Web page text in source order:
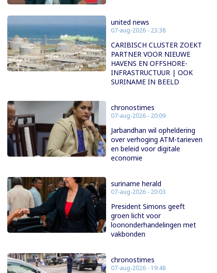
united news
07-aug-2026 - 23:38
CARIBISCH CLUSTER ZOEKT
PARTNER VOOR NIEUWE
HAVENS EN OFFSHORE-
INFRASTRUCTUUR | OOK
SURINAME IN BEELD
chronostimes
07-aug-2026 - 20:09
Jarbandhan wil opheldering
over verhoging ATM-tarieven
en beleid voor digitale
economie
suriname herald
07-aug-2026 - 20:03
President Simons geeft
groen licht voor
loononderhandelingen met
vakbonden
chronostimes
07-aug-2026 - 19:48